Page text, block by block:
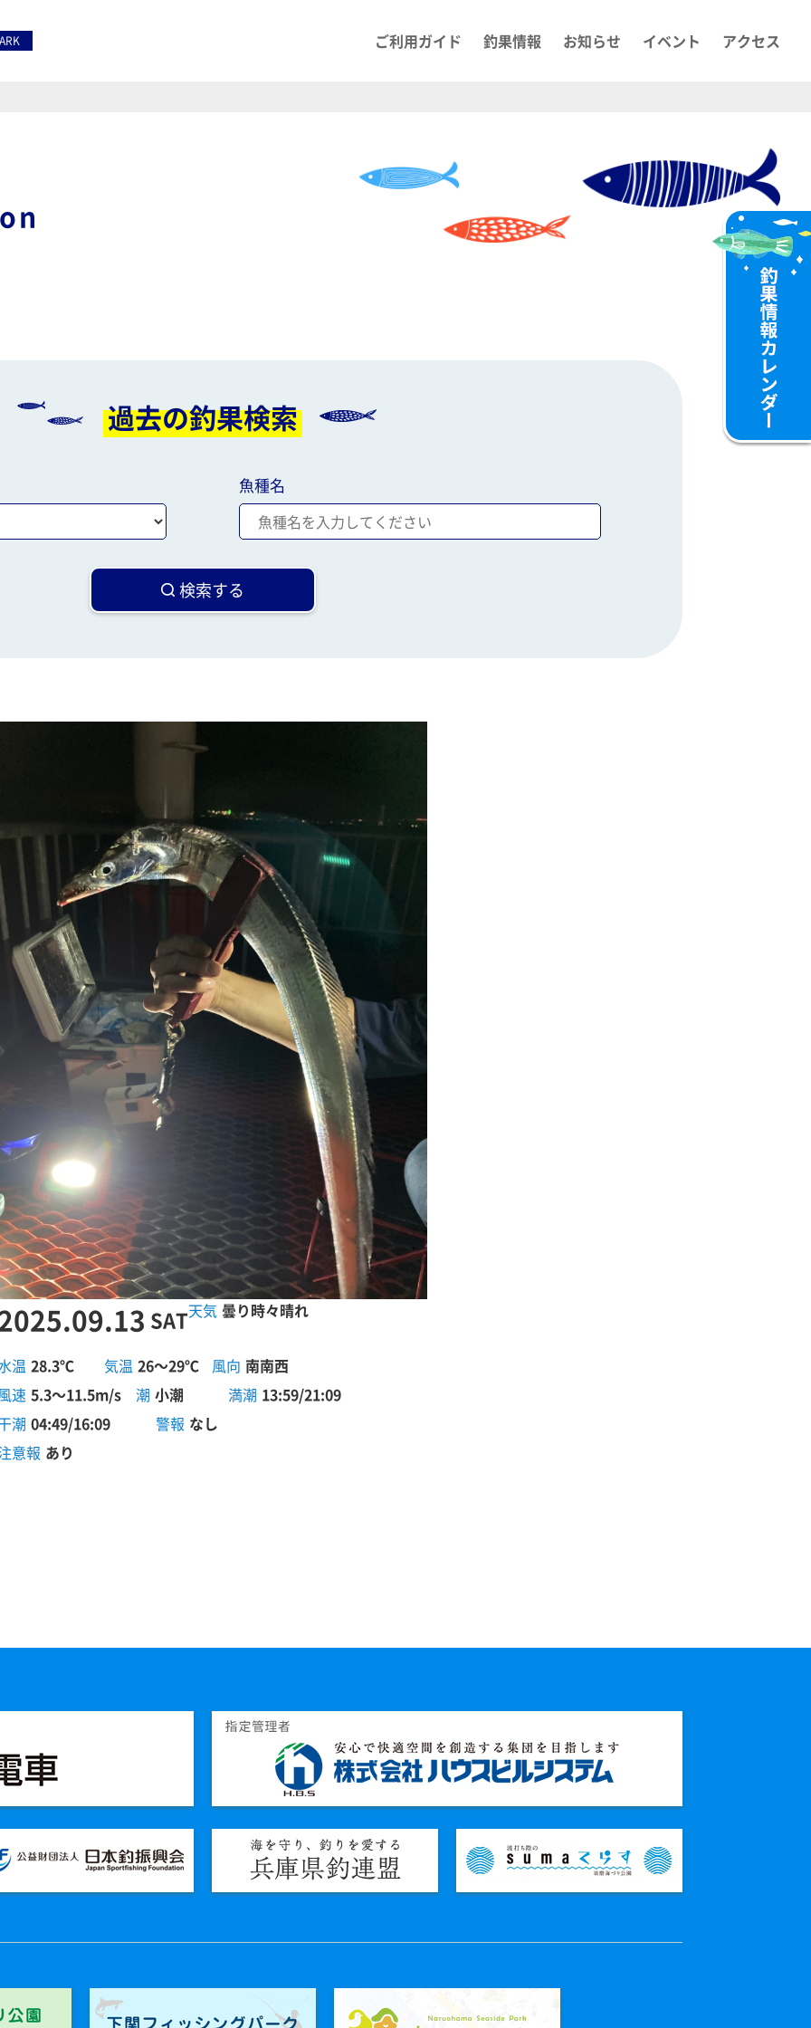
ご利用ガイド 釣果情報 お知らせ イベント アクセス
過去の釣果検索
魚種名
検索する
SAT 曇り時々晴れ
温 28.3℃ 気温 26～29℃ 風向 南南西
速 5.3～11.5m/s 潮 小潮 満潮 13:59/21:09
潮 04:49/16:09 警報 なし
意報 あり